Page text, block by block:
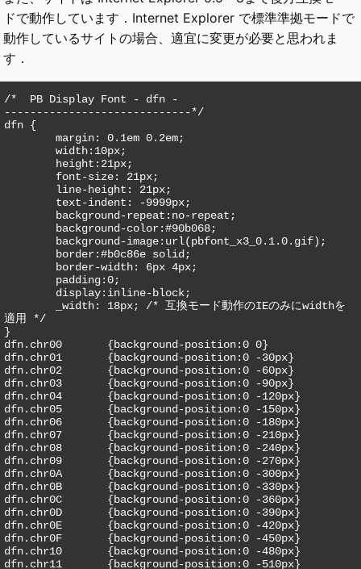
ドで動作しています．Internet Explorer で標準準拠モードで
動作しているサイトの場合、適宜に変更が必要と思われま
す．
/*  PB Display Font - dfn -
-----------------------------*/
dfn {
	margin: 0.1em 0.2em;
	width:10px;
適用 */
}
dfn.chr00	{background-position:0 0}
dfn.chr01	{background-position:0 -30px}
dfn.chr02	{background-position:0 -60px}
dfn.chr03	{background-position:0 -90px}
dfn.chr04	{background-position:0 -120px}
dfn.chr05	{background-position:0 -150px}
dfn.chr06	{background-position:0 -180px}
dfn.chr07	{background-position:0 -210px}
dfn.chr08	{background-position:0 -240px}
dfn.chr09	{background-position:0 -270px}
dfn.chr0A	{background-position:0 -300px}
dfn.chr0B	{background-position:0 -330px}
dfn.chr0C	{background-position:0 -360px}
dfn.chr0D	{background-position:0 -390px}
dfn.chr0E	{background-position:0 -420px}
dfn.chr0F	{background-position:0 -450px}
dfn.chr10	{background-position:0 -480px}
dfn.chr11	{background-position:0 -510px}